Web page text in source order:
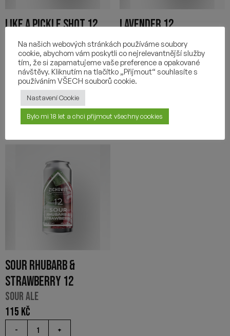
LIKE A PICKLE SHOT 12
GOSE
115Kč
+
LAVENDER 12
GOSE
115Kč
- +
SOUR RHUBARB &
STRAWBERRY 12
SOUR ALE
115 Kč
- +
Na našich webových stránkách používáme soubory
cookie, abychom vám poskytli co nejrelevantnější služby
tím, že si zapamatujeme vaše preference a opakované
návštěvy. Kliknutím na tlačítko „Přijmout“ souhlasíte s
používáním VŠECH souborů cookie.
Nastavení Cookie
Bylo mi 18 let a chci přijmout všechny cookies